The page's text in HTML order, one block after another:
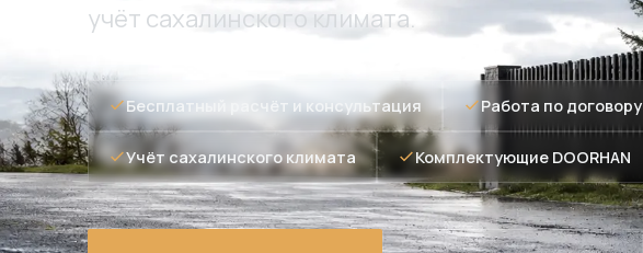
учёт сахалинского климата.
Бесплатный расчёт и консультация Работа по договору
Учёт сахалинского климата Комплектующие DOORHAN